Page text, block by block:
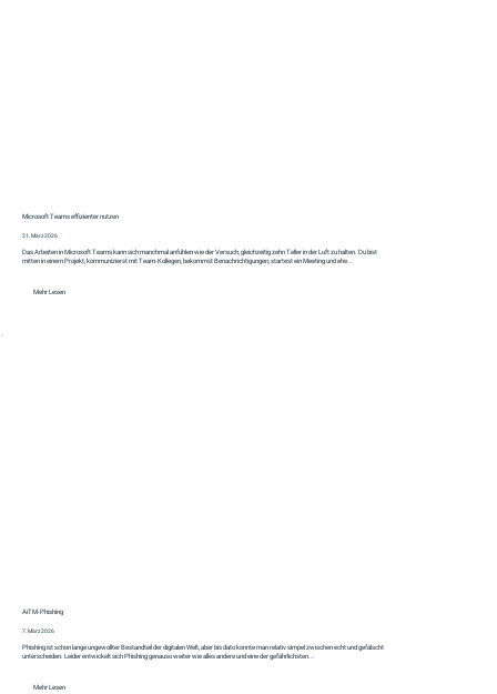
Microsoft Teams effizienter nutzen
21. März 2026
Das Arbeiten in Microsoft Teams kann sich manchmal anfühlen wie der Versuch, gleichzeitig zehn Teller in der Luft zu halten. Du bist
mitten in einem Projekt, kommunizierst mit Team-Kollegen, bekommst Benachrichtigungen, startest ein Meeting und ehe...
Mehr Lesen
AiTM‑Phishing
7. März 2026
Phishing ist schon lange ungewollter Bestandteil der digitalen Welt, aber bis dato konnte man relativ simpel zwischen echt und gefälscht
unterscheiden. Leider entwickelt sich Phishing genauso weiter wie alles andere und eine der gefährlichsten...
Mehr Lesen